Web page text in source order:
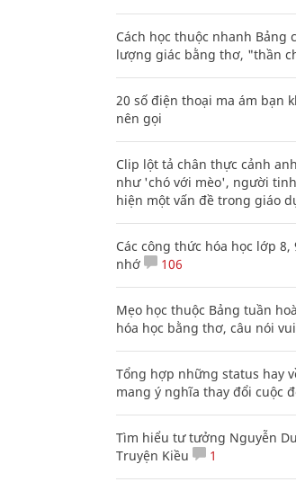
Cách học thuộc nhanh Bảng
lượng giác bằng thơ, "thần
20 số điện thoại ma ám bạn
nên gọi
Clip lột tả chân thực cảnh
như 'chó với mèo', người
hiện một vấn đề trong giáo
Các công thức hóa học lớp 8,
nhớ
106
Mẹo học thuộc Bảng tuần
hóa học bằng thơ, câu nói
Tổng hợp những status hay
mang ý nghĩa thay đổi cuộc
Tìm hiểu tư tưởng Nguyễn
Truyện Kiều
1